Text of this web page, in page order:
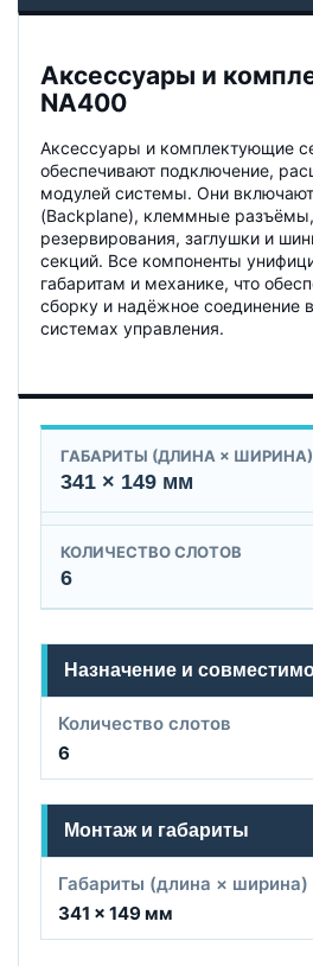
Аксессуары и
NA400
Аксессуары и комплектующие
обеспечивают подключение,
модулей системы. Они
(Backplane), клеммные разъёмы,
резервирования, заглушки и
секций. Все компоненты
габаритам и механике, что
сборку и надёжное соединение
системах управления.
ГАБАРИТЫ (ДЛИНА × ШИРИНА)
341 × 149 мм
КОЛИЧЕСТВО СЛОТОВ
6
Назначение и
Количество слотов
6
Монтаж и габариты
Габариты (длина × ширина)
341 × 149 мм